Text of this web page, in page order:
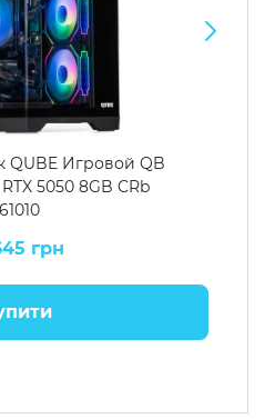
QUBE Игровой QB
5050 8GB CRb
грн